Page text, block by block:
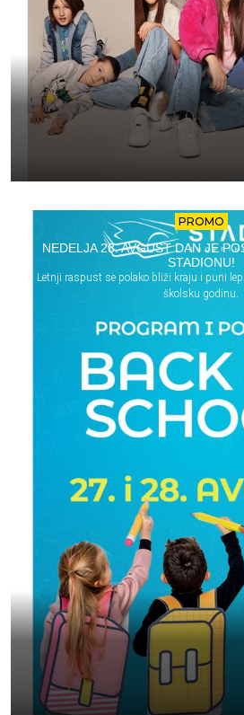
PROMO
NEDELJA 28. AVGUST DAN JE
STADIONU!
Letnji raspust se polako bliži kraju i puni
školsku godinu.